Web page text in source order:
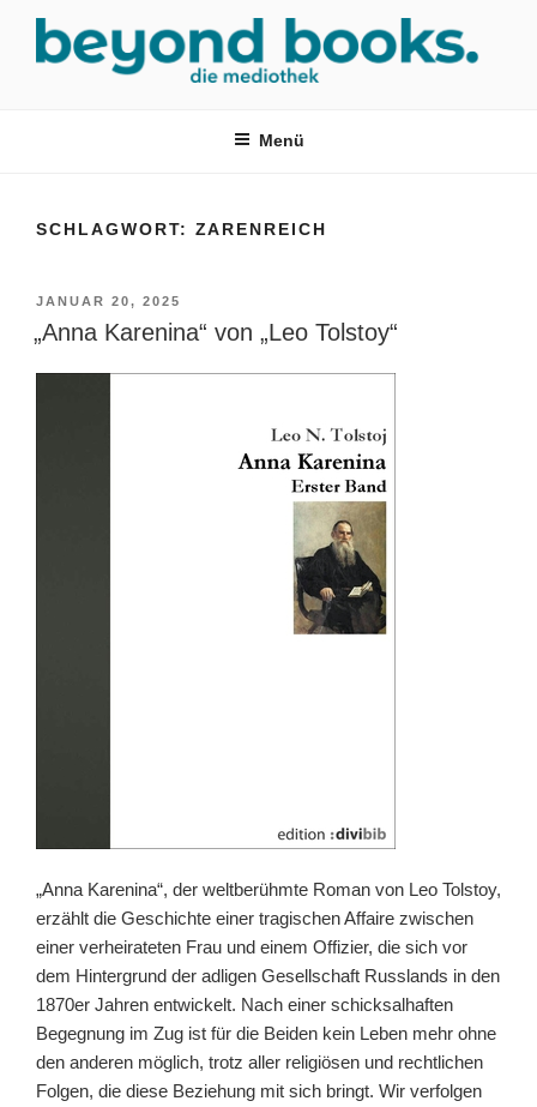
springen
Menü
SCHLAGWORT: ZARENREICH
VERÖFFENTLICHT
AM
JANUAR 20, 2025
„Anna Karenina“ von „Leo Tolstoy“
„Anna Karenina“, der weltberühmte Roman von Leo Tolstoy,
erzählt die Geschichte einer tragischen Affaire zwischen
einer verheirateten Frau und einem Offizier, die sich vor
dem Hintergrund der adligen Gesellschaft Russlands in den
1870er Jahren entwickelt. Nach einer schicksalhaften
Begegnung im Zug ist für die Beiden kein Leben mehr ohne
den anderen möglich, trotz aller religiösen und rechtlichen
Folgen, die diese Beziehung mit sich bringt. Wir verfolgen